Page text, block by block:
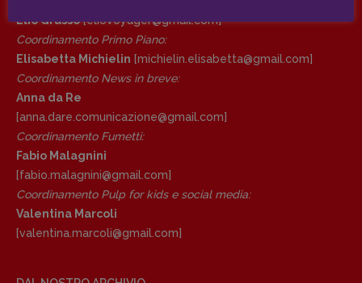
Walter Catalano Giuseppe Costigliola
Grasso , Fabio Malagnini,Valentina
Marcoli,Elisabetta Michielin
Spallina
CONTATTI
Case editrici e coordinamento
recensioni:
Elio Grasso[eliovoyager@gmail.com]
Coordinamento Primo Piano
Elisabetta Michielin
Elio Grasso[eliovoyager@gmail.com]
Coordinamento Primo Piano:
Elisabetta Michielin [michielin.elisabetta@gmail.com]
Coordinamento News in breve:
Anna da Re
[anna.dare.comunicazione@gmail. com]
Coordinamento Fumetti:
Fabio Malagnini
[fabio.malagnini@gmail. com]
Coordinamento Pulp for kids e social media:
Valentina Marcoli
[valentina.marcoli@gmail. com]